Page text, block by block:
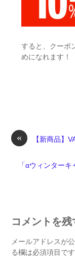
すると、クーポ
めになれます！
« 【新商品】
「αウィンター
コメントを残
メールアドレスが
る欄は必須項目です